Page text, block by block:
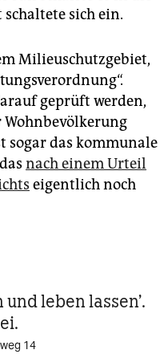
schaltete sich ein.
Milieuschutzgebiet,
geprüft werden,
Wohnbevölkerung
sogar das kommunale
nach einem Urteil
eigentlich noch
leben lassen’.
14